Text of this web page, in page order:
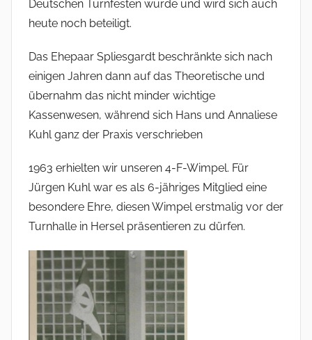
Deutschen Turnfesten wurde und wird sich auch
heute noch beteiligt.
Das Ehepaar Spliesgardt beschränkte sich nach
einigen Jahren dann auf das Theoretische und
übernahm das nicht minder wichtige
Kassenwesen, während sich Hans und Annaliese
Kuhl ganz der Praxis verschrieben
1963 erhielten wir unseren 4-F-Wimpel. Für
Jürgen Kuhl war es als 6-jähriges Mitglied eine
besondere Ehre, diesen Wimpel erstmalig vor der
Turnhalle in Hersel präsentieren zu dürfen.